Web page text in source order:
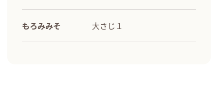
もろみみそ 大さじ１